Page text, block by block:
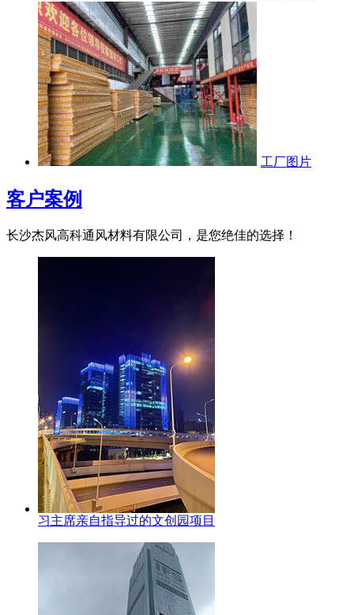
工厂图片
客户案例
长沙杰风高科通风材料有限公司，是您绝佳的选择！
习主席亲自指导过的文创园项目